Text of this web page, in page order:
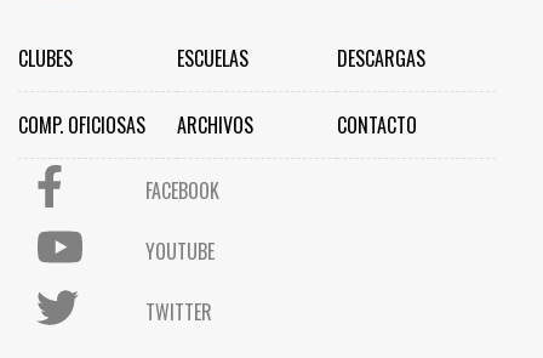
CLUBES ESCUELAS DESCARGAS
COMP. OFICIOSAS ARCHIVOS CONTACTO
FACEBOOK
YOUTUBE
TWITTER